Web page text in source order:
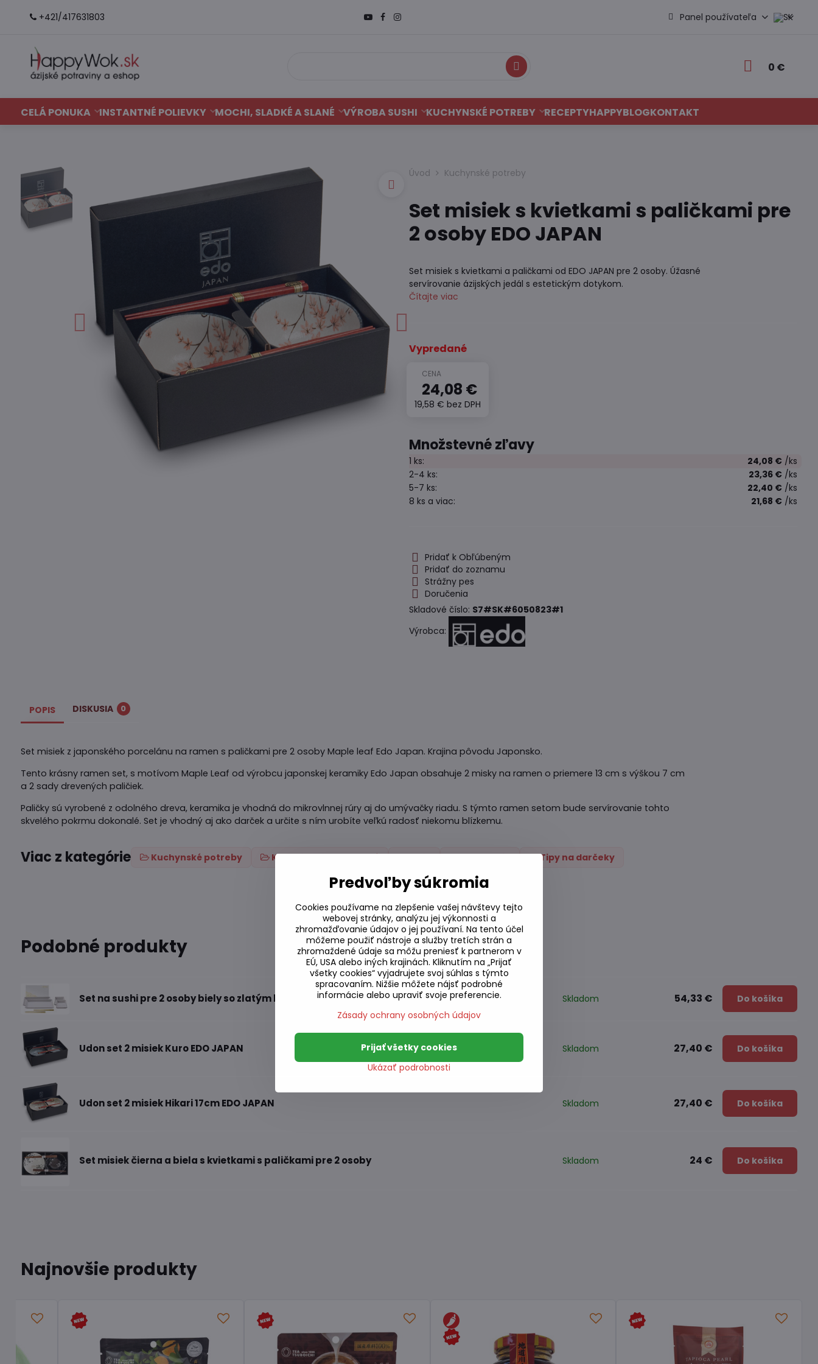
+421/417631803 Panel používateľa
Hľadať 0 €
CELÁ PONUKA INSTANTNÉ POLIEVKY MOCHI, SLADKÉ A SLANÉ VÝROBA SUSHI KUCHYNSKÉ POTREBY RECEPTYHAPPYBLOGKONTAKT
Úvod Kuchynské potreby
Set misiek s kvietkami s paličkami pre
2 osoby EDO JAPAN
Set misiek s kvietkami a paličkami od EDO JAPAN pre 2 osoby. Úžasné
servírovanie ázijských jedál s estetickým dotykom.
Čítajte viac
Vypredané
24,08 €
19,58 € bez DPH
Množstevné zľavy
1 ks: 24,08 € /ks
2-4 ks: 23,36 € /ks
5-7 ks: 22,40 € /ks
8 ks a viac: 21,68 € /ks
Pridať k Obľúbeným
Pridať do zoznamu
Strážny pes
Doručenia
Skladové číslo: S7#SK#6050823#1
Výrobca:
POPIS DISKUSIA 0
Set misiek z japonského porcelánu na ramen s paličkami pre 2 osoby Maple leaf Edo Japan. Krajina pôvodu Japonsko.
Tento krásny ramen set, s motívom Maple Leaf od výrobcu japonskej keramiky Edo Japan obsahuje 2 misky na ramen o priemere 13 cm s výškou 7 cm
a 2 sady drevených paličiek.
Paličky sú vyrobené z odolného dreva, keramika je vhodná do mikrovlnnej rúry aj do umývačky riadu. S týmto ramen setom bude servírovanie tohto
skvelého pokrmu dokonalé. Set je vhodný aj ako darček a určite s ním urobíte veľkú radosť niekomu blízkemu.
Viac z kategórie Kuchynské potreby Kimchi, Tofu, Chladené Tofu Stolovanie Tipy na darčeky
Podobné produkty
Set na sushi pre 2 osoby biely so zlatým lemom TOKYO Skladom 54,33 € Do košíka
Udon set 2 misiek Kuro EDO JAPAN Skladom 27,40 € Do košíka
Udon set 2 misiek Hikari 17cm EDO JAPAN Skladom 27,40 € Do košíka
Set misiek čierna a biela s kvietkami s paličkami pre 2 osoby Skladom 24 € Do košíka
Najnovšie produkty
Predvoľby súkromia
Cookies používame na zlepšenie vašej návštevy tejto
webovej stránky, analýzu jej výkonnosti a
zhromažďovanie údajov o jej používaní. Na tento účel
môžeme použiť nástroje a služby tretích strán a
zhromaždené údaje sa môžu preniesť k partnerom v
EÚ, USA alebo iných krajinách. Kliknutím na „Prijať
všetky cookies“ vyjadrujete svoj súhlas s týmto
spracovaním. Nižšie môžete nájsť podrobné
informácie alebo upraviť svoje preferencie.
Zásady ochrany osobných údajov
Ukázať podrobnosti
Prijať všetky cookies